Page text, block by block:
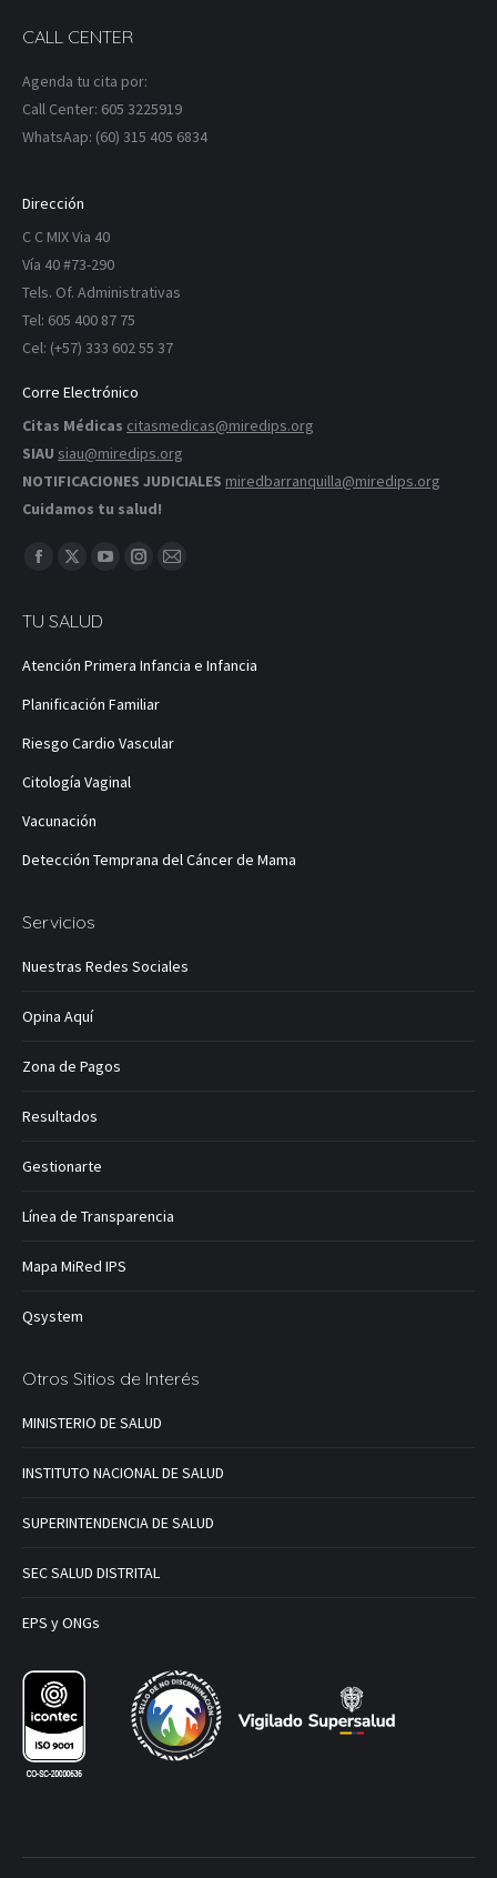
CALL CENTER
Agenda tu cita por:
Call Center: 605 3225919
WhatsAap: (60) 315 405 6834
Dirección
C C MIX Via 40
Vía 40 #73-290
Tels. Of. Administrativas
Tel: 605 400 87 75
Cel: (+57) 333 602 55 37
Corre Electrónico
Citas Médicas citasmedicas@miredips.org
SIAU siau@miredips.org
NOTIFICACIONES JUDICIALES miredbarranquilla@miredips.org
Cuidamos tu salud!
Encuéntranos en:
Facebook
se
abre
una
ventana
nueva
X
se
abre
una
ventana
nueva
YouTube
una
ventana
Instagram
abre
una
ventana
Correo
abre
ventana
TU SALUD
Atención Primera Infancia e Infancia
Planificación Familiar
Riesgo Cardio Vascular
Citología Vaginal
Vacunación
Detección Temprana del Cáncer de Mama
Servicios
Nuestras Redes Sociales
Opina Aquí
Zona de Pagos
Resultados
Gestionarte
Línea de Transparencia
Mapa MiRed IPS
Qsystem
Otros Sitios de Interés
MINISTERIO DE SALUD
INSTITUTO NACIONAL DE SALUD
SUPERINTENDENCIA DE SALUD
SEC SALUD DISTRITAL
EPS y ONGs